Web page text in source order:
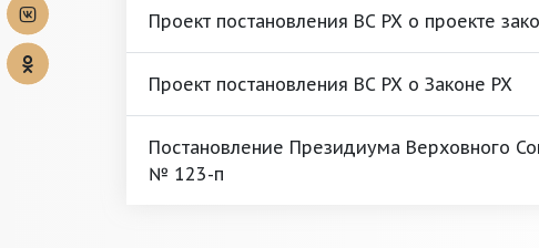
Проект постановления ВС РХ о проекте
Проект постановления ВС РХ о Законе РХ
Постановление Президиума Верховного
№ 123-п